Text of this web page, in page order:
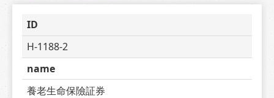
ID
H-1188-2
name
養老生命保險証券